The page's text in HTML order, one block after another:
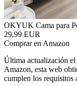
OKYUK Cama para
29,99 EUR
Comprar en Amazon
Última actualización
Amazon, esta web
cumplen los requisitos